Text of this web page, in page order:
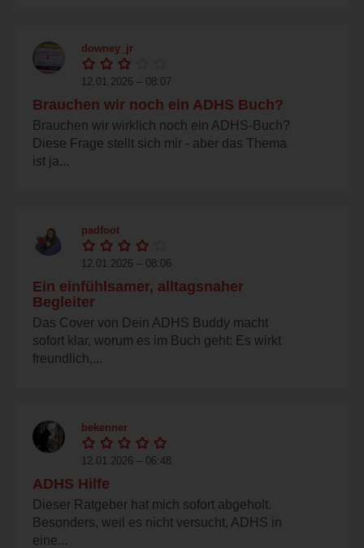
downey_jr
12.01.2026 – 08:07
Brauchen wir noch ein ADHS Buch?
Brauchen wir wirklich noch ein ADHS-Buch?
Diese Frage stellt sich mir - aber das Thema
ist ja...
padfoot
12.01.2026 – 08:06
Ein einfühlsamer, alltagsnaher
Begleiter
Das Cover von Dein ADHS Buddy macht
sofort klar, worum es im Buch geht: Es wirkt
freundlich,...
bekenner
12.01.2026 – 06:48
ADHS Hilfe
Dieser Ratgeber hat mich sofort abgeholt.
Besonders, weil es nicht versucht, ADHS in
eine...